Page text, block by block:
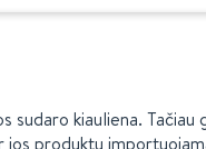
sudaro kiauliena.
produktų